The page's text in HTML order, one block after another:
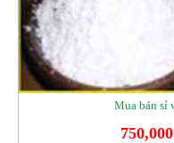
Mua bán sỉ